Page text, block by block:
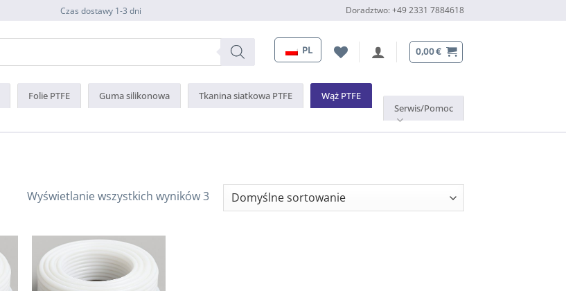
Czas dostawy 1-3 dni Doradztwo: +49 2331 7884618
PL 0,00€
Folie PTFE Guma silikonowa Tkanina siatkowa PTFE Wąż PTFE
Serwis/Pomoc
Wyświetlanie wszystkich wyników 3